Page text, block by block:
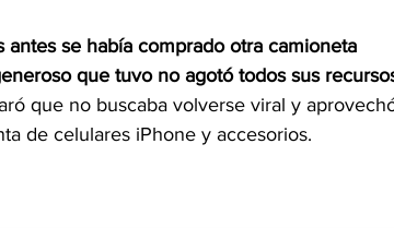
se había comprado otra camioneta
que tuvo no agotó todos sus
que no buscaba volverse viral y
de celulares iPhone y accesorios.